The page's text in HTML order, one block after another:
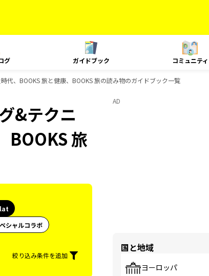
グ ガイドブック コミュニティ
、BOOKS 旅と健康、BOOKS 旅の読み物のガイドブック一覧
&テクニ
BOOKS 旅
シャルコラボ
絞り込み条件を追加
AD
国と地域
ヨーロッパ